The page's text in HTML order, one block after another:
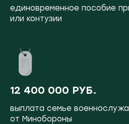
единовременное пособие
или контузии
12 400 000 РУБ.
выплата семье
от Минобороны